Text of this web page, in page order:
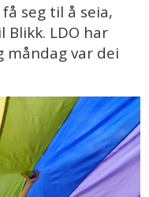
seg til å seia,
LDO har
var dei